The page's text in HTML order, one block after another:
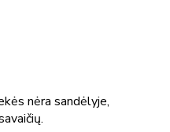
nėra sandėlyje,